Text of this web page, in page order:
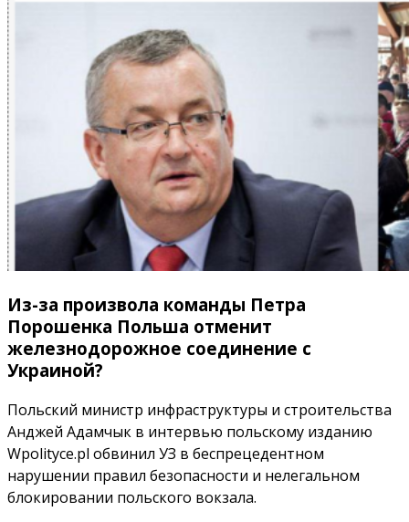
Из-за произвола команды Петра
Порошенка Польша отменит
железнодорожное соединение с
Украиной?
Польский министр инфраструктуры и строительства
Анджей Адамчык в интервью польскому изданию
Wpolityce.pl обвинил УЗ в беспрецедентном
нарушении правил безопасности и нелегальном
блокировании польского вокзала.